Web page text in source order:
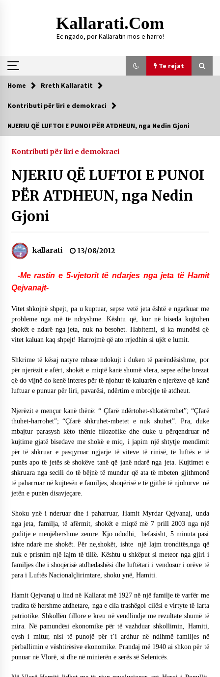
Kallarati.com
Ec ngado, por Kallaratin mos e harro!
Te rejat
Te rejat
DURRËS: ZGJEDHJE TË REJA TË DEGËS SË
SHOQATËS “KALLARATI”
07/07/2026
SI U ARRIT TË REALIZOHEJ PERLA FOLKLORIKE
“JANINËS Ç’I PANË SYTË”
06/06/2026
PRANVEROR
26/05/2026
Gazeta Kallarati nr. 117
03/05/2026
Gazeta Kallarati nr. 116
28/01/2026
Mbi kockat e martirëve ngrihet Atdheu
Gazeta Kallarati nr. 115
14/10/2025
Vexhi Buharaja për Heroin e Popullit, Mumin
Selami.
04/10/2025
KALLARATI NË AKSIONET KOMBËTARE PËR
RINDËRTIMIN E VENDIT – NGA ÇIZE XHAFERAJ
22/09/2025
– ËNGJËLL HASIMAJ – “KUJTIMET E MIA PËR
KALLARATIN SI MËSUES I MATEMATIKËS, POR
12/09/2025
Gazeta Kallarati nr. 114
06/02/2025
Home Rreth Kallaratit
Kontributi për liri e demokraci
NJERIU QË LUFTOI E PUNOI PËR ATDHEUN, nga Nedin Gjoni
Kontributi për liri e demokraci
NJERIU QË LUFTOI E PUNOI
PËR ATDHEUN, nga Nedin
Gjoni
kallarati 13/08/2012
-Me rastin e 5-vjetorit të ndarjes nga jeta të Hamit
Qejvanajt-
Vitet shkojnë shpejt, pa u kuptuar, sepse vetë jeta është e ngarkuar me
probleme nga më të ndryshme. Kështu që, kur në biseda kujtohen
shokët e ndarë nga jeta, nuk na besohet. Habitemi, si ka mundësi që
vitet kaluan kaq shpejt! Harrojmë që ato rrjedhin si ujët e lumit.
Shkrime të kësaj natyre mbase ndokujt i duken të parëndësishme, por
për njerëzit e afërt, shokët e miqtë kanë shumë vlera, sepse edhe brezat
që do vijnë do kenë interes për të njohur të kaluarën e njerëzve që kanë
luftuar e punuar për liri, pavarësi, ndërtim e mbrojtje të atdheut.
Njerëzit e mençur kanë thënë: “ Çfarë ndërtohet-shkatërrohet”; “Çfarë
thuhet-harrohet”; “Çfarë shkruhet-mbetet e nuk shuhet”. Pra, duke
mbajtur parasysh këto thënie filozofike dhe duke u përqendruar në
kujtime gjatë bisedave me shokë e miq, i japim një shtytje mendimit
për të shkruar e pasqyruar ngjarje të viteve të rinisë, të luftës e të
punës apo të jetës së shokëve tanë që janë ndarë nga jeta. Kujtimet e
shkruara nga secili do të bëjnë të mundur që ata të mbeten gjithmonë
të paharruar në kujtesën e familjes, shoqërisë e të gjithë të njohurve në
jetën e punën disavjeçare.
Shoku ynë i nderuar dhe i paharruar, Hamit Myrdar Qejvanaj, unda
nga jeta, familja, të afërmit, shokët e miqtë më 7 prill 2003 nga një
goditje e menjëhershme zemre. Kjo ndodhi, befasisht, 5 minuta pasi
ishte ndarë me shokët. Për ne,shokët, ishte një lajm tronditës,nga që
nuk e prisnim një lajm të tillë. Kështu u shkëput si meteor nga gjiri i
familjes dhe i shoqërisë atdhedashësi dhe luftëtari i vendosur i orëve të
para i Luftës Nacionalçlirimtare, shoku ynë, Hamiti.
Hamit Qejvanaj u lind në Kallarat më 1927 në një familje të varfër me
tradita të hershme atdhetare, nga e cila trashëgoi cilësi e virtyte të larta
patriotike. Shkollën fillore e kreu në vendlindje me rezultate shumë të
mira. Në pamundësi ekonomike për të vazhduar shkollimin, Hamiti,
qysh i mitur, nisi të punojë për t’i ardhur në ndihmë familjes në
përballimin e vështirësive ekonomike. Prandaj më 1940 ai shkon për të
punuar në Vlorë, si dhe në minierën e serës së Selenicës.